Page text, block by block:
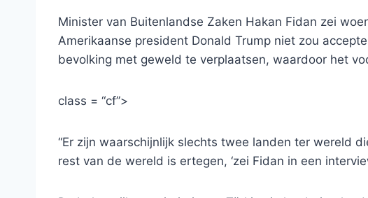
Minister van Buitenlandse Zaken Hakan Fidan zei
Amerikaanse president Donald Trump niet zou
bevolking met geweld te verplaatsen, waardoor het
class = “cf”>
“Er zijn waarschijnlijk slechts twee landen ter wereld
rest van de wereld is ertegen, ‘zei Fidan in een